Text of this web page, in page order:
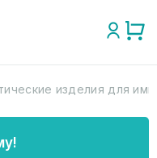
изделия для